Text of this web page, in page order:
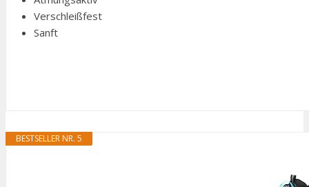
Verschleißfest
Sanft
BESTSELLER NR. 5